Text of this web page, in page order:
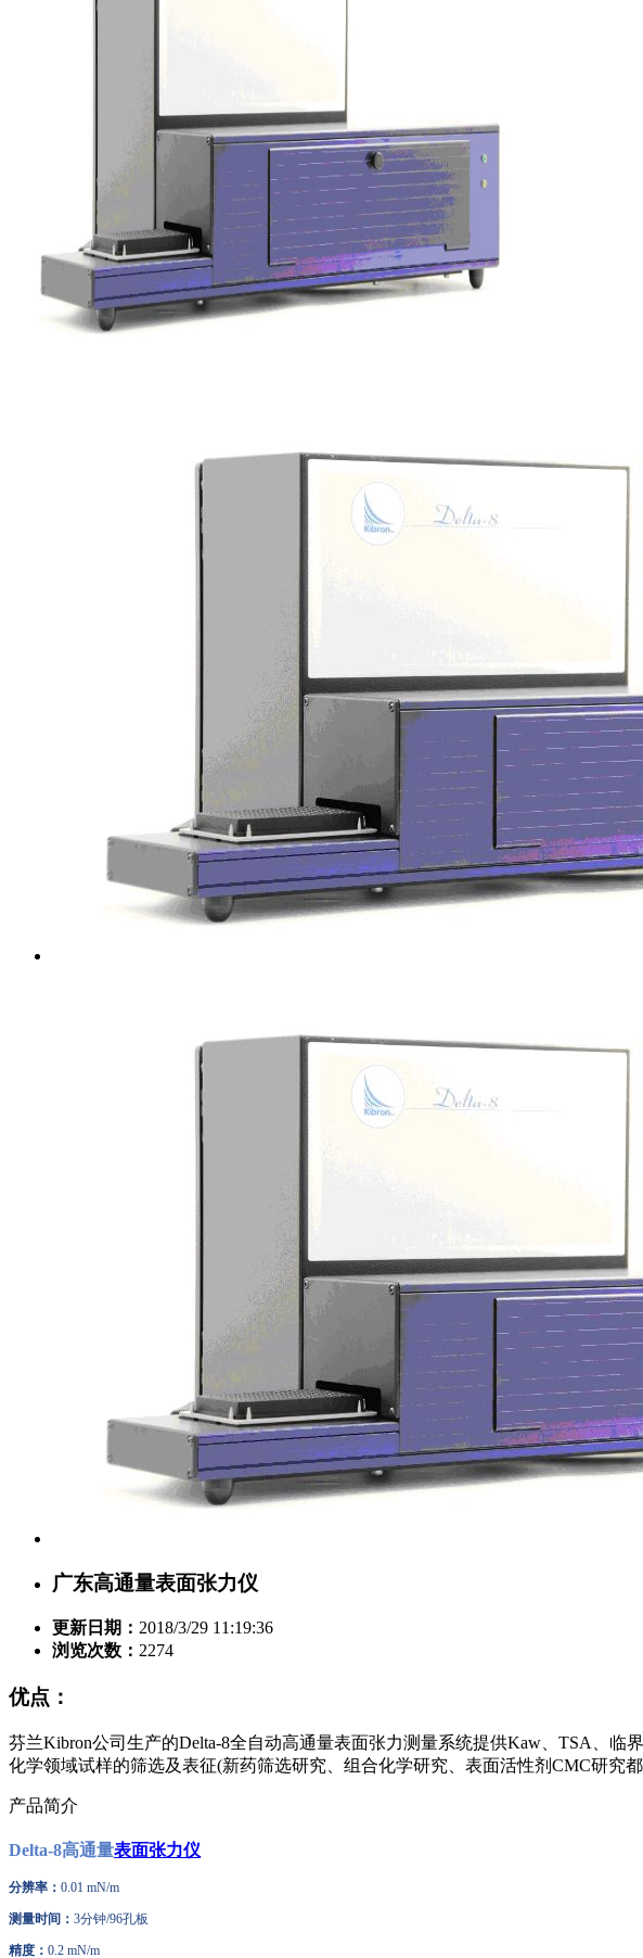
广东高通量表面张力仪
更新日期： 2018/3/29 11:19:36
浏览次数： 2274
优点：
芬兰Kibron公司生产的Delta-8全自动高通量表面张力测量系统提供Kaw、TSA、
化学领域试样的筛选及表征(新药筛选研究、组合化学研究、表面活性剂CMC研究都
产品简介
Delta-8高通量表面张力仪
分辨率： 0.01 mN/m
测量时间： 3分钟/96孔板
精度： 0.2 mN/m